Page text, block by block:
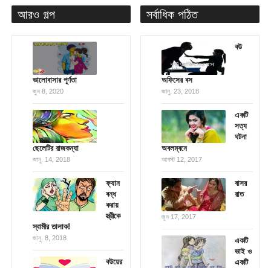
আরও গল্প
ভালোবাসার পূর্ণতা
জুন 8, 2020
ছেলেটির রাজকন্যা
জানু. 14, 2018
ফ্যান
বন্ধ
করায়
স্ত্রীকে
স্বামীর তালাক!
জানু. 8, 2018
ব‌উয়ের
সর্বাধিক পঠিত
বউ
অফিসের বস
জানু. 23, 2018
একটি
সত্য
ঘটনা
অবলম্বনে
আগস্ট 12, 2017
বাসর
রাত
জুন 17, 2017
একটি
ভাই ও
একটি